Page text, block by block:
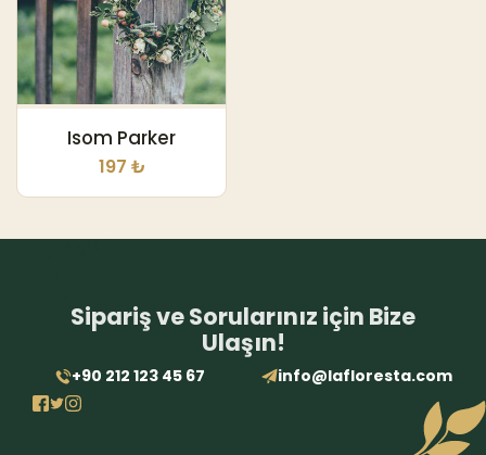
Isom Parker
197 ₺
Sipariş ve Sorularınız için Bize
Ulaşın!
+90 212 123 45 67 info@lafloresta.com